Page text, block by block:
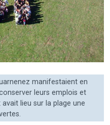
manifestaient en
leurs emplois et
lieu sur la plage une